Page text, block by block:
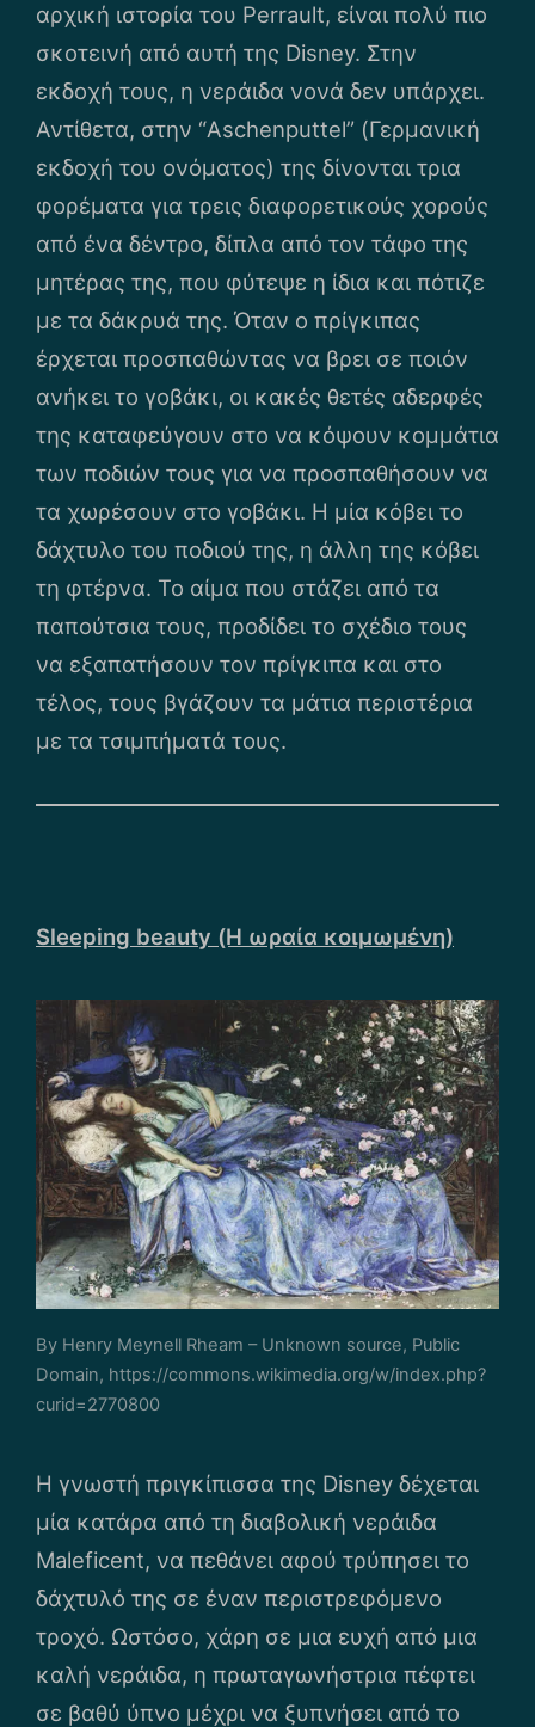
αρχική ιστορία του Perrault, είναι πολύ πιο
σκοτεινή από αυτή της Disney. Στην
εκδοχή τους, η νεράιδα νονά δεν υπάρχει.
Αντίθετα, στην “Aschenputtel” (Γερμανική
εκδοχή του ονόματος) της δίνονται τρια
φορέματα για τρεις διαφορετικούς χορούς
από ένα δέντρο, δίπλα από τον τάφο της
μητέρας της, που φύτεψε η ίδια και πότιζε
με τα δάκρυά της. Όταν ο πρίγκιπας
έρχεται προσπαθώντας να βρει σε ποιόν
ανήκει το γοβάκι, οι κακές θετές αδερφές
της καταφεύγουν στο να κόψουν κομμάτια
των ποδιών τους για να προσπαθήσουν να
τα χωρέσουν στο γοβάκι. Η μία κόβει το
δάχτυλο του ποδιού της, η άλλη της κόβει
τη φτέρνα. Το αίμα που στάζει από τα
παπούτσια τους, προδίδει το σχέδιο τους
να εξαπατήσουν τον πρίγκιπα και στο
τέλος, τους βγάζουν τα μάτια περιστέρια
με τα τσιμπήματά τους.
Sleeping beauty (Η ωραία κοιμωμένη)
By Henry Meynell Rheam – Unknown source, Public
Domain, https://commons.wikimedia.org/w/index.php?
curid=2770800
Η γνωστή πριγκίπισσα της Disney δέχεται
μία κατάρα από τη διαβολική νεράιδα
Maleficent, να πεθάνει αφού τρύπησει το
δάχτυλό της σε έναν περιστρεφόμενο
τροχό. Ωστόσο, χάρη σε μια ευχή από μια
καλή νεράιδα, η πρωταγωνήστρια πέφτει
σε βαθύ ύπνο μέχρι να ξυπνήσει από το